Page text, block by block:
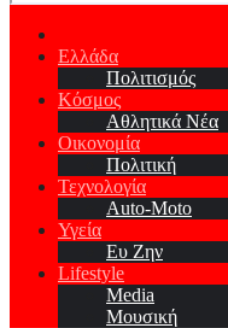
Ελλάδα
Πολιτισμός
Κόσμος
Αθλητικά Νέα
Οικονομία
Πολιτική
Τεχνολογία
Auto-Moto
Υγεία
Ευ Ζην
Lifestyle
Media
Μουσική